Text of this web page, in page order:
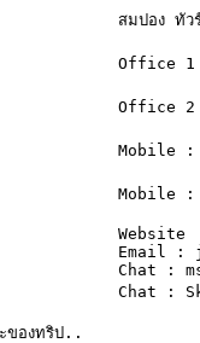
สมปอง ทัว
Office
Office
Mobile
Mobile
Website
Email :
Chat :
Chat :
ของทริป..